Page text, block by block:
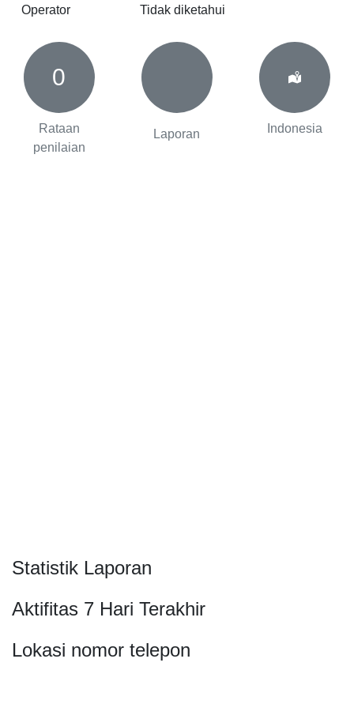
Operator Tidak diketahui
0
Rataan
penilaian
Laporan Indonesia
Statistik Laporan
Aktifitas 7 Hari Terakhir
Lokasi nomor telepon